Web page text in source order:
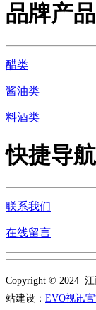
品牌产品
醋类
酱油类
料酒类
快捷导航
联系我们
在线留言
Copyright © 2024
站建设： EVO视讯